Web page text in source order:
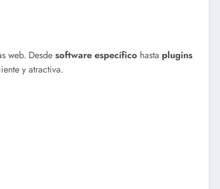
web. Desdesoftware específico hasta plugins
y atractiva.